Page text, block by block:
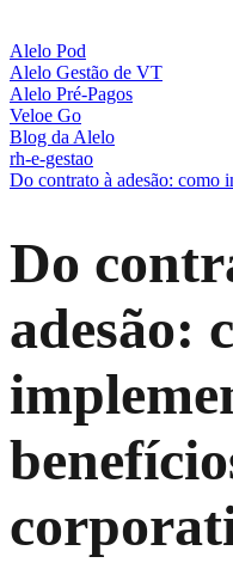
Alelo Pod
Alelo Gestão de VT
Alelo Pré-Pagos
Veloe Go
Blog da Alelo
rh-e-gestao
Do contrato à adesão: como
Do
adesão: